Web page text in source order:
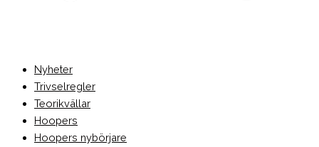
Nyheter
Trivselregler
Teorikvällar
Hoopers
Hoopers nybörjare